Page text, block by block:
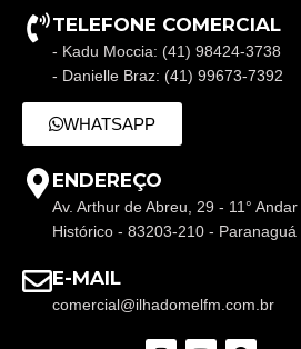
TELEFONE COMERCIAL
- Kadu Moccia: (41) 98424-3738
- Danielle Braz: (41) 99673-7392
WHATSAPP
ENDEREÇO
Av. Arthur de Abreu, 29 - 11°
Histórico - 83203-210 - Paranaguá
E-MAIL
comercial@ilhadomelfm.com.br